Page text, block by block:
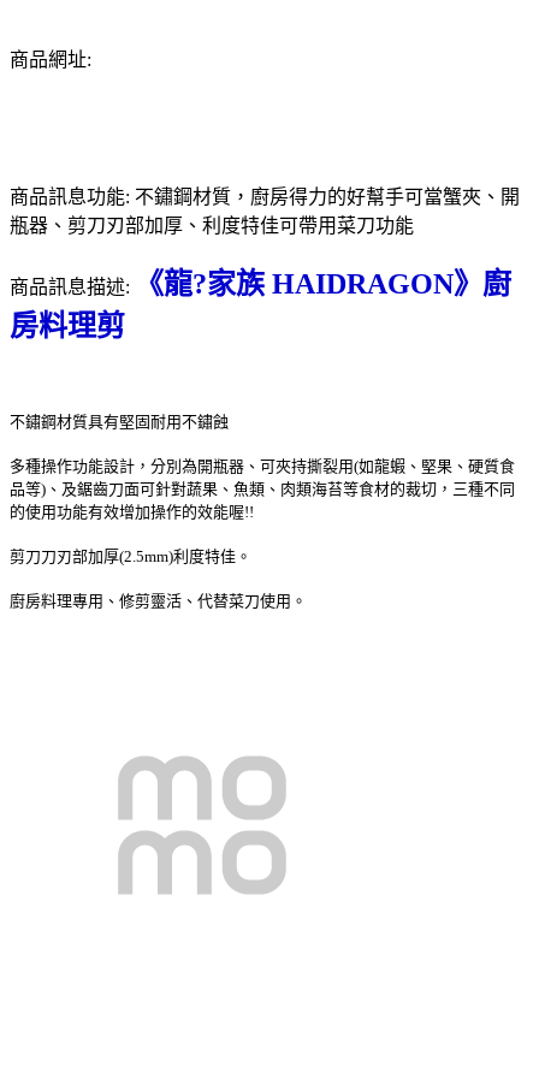
商品網址:
商品訊息功能: 不鏽鋼材質，廚房得力的好幫手可當蟹夾、開
瓶器、剪刀刃部加厚、利度特佳可帶用菜刀功能
商品訊息描述:
《龍?家族 HAIDRAGON》廚
房料理剪
不鏽鋼材質具有堅固耐用不鏽蝕
多種操作功能設計，分別為開瓶器、可夾持撕裂用(如龍蝦、堅果、硬質食
品等)、及鋸齒刀面可針對蔬果、魚類、肉類海苔等食材的裁切，三種不同
的使用功能有效增加操作的效能喔!!
剪刀刀刃部加厚(2.5mm)利度特佳。
廚房料理專用、修剪靈活、代替菜刀使用。